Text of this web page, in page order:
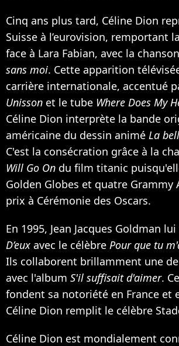
Cinq ans plus tard, Céline Dion
Suisse à l’eurovision, remportant
face à Lara Fabian, avec la chanson
sans moi. Cette apparition
carrière internationale, accentué
Unisson et le tube Where Does My
Céline Dion interprète la bande
américaine du dessin animé La
C'est la consécration grâce à la
Will Go On du film titanic
Golden Globes et quatre Grammy
prix à Cérémonie des Oscars.
En 1995, Jean Jacques Goldman lui
D’eux avec le célèbre Pour que tu
Ils collaborent brillamment une
avec l'album S'il suffisait d'aimer.
fondent sa notoriété en France et
Céline Dion remplit le célèbre
Céline Dion est mondialement